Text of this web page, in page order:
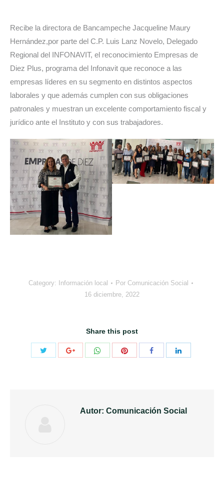
Recibe la directora de Bancampeche Jacqueline Maury
Hernández,por parte del C.P. Luis Lanz Novelo, Delegado
Regional del INFONAVIT, el reconocimiento Empresas de
Diez Plus, programa del Infonavit que reconoce a las
empresas líderes en su segmento en distintos aspectos
laborales y que además cumplen con sus obligaciones
patronales y muestran un excelente comportamiento fiscal y
jurídico ante el Instituto y con sus trabajadores.
Category: Información local Por Comunicación Social
16 diciembre, 2022
Share this post
Compartir Compartir
Compartir CompartirCompartir
Autor: Comunicación Social